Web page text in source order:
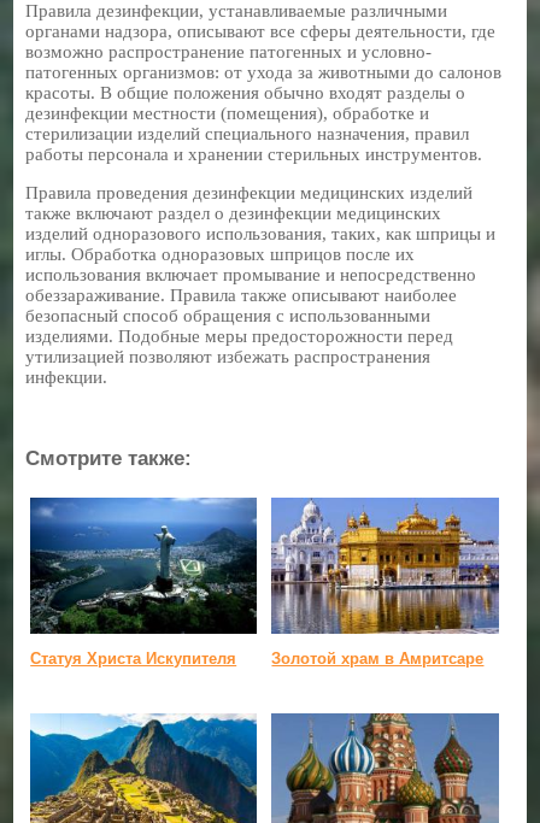
Правила дезинфекции, устанавливаемые различными
органами надзора, описывают все сферы деятельности, где
возможно распространение патогенных и условно-
патогенных организмов: от ухода за животными до салонов
красоты. В общие положения обычно входят разделы о
дезинфекции местности (помещения), обработке и
стерилизации изделий специального назначения, правил
работы персонала и хранении стерильных инструментов.
Правила проведения дезинфекции медицинских изделий
также включают раздел о дезинфекции медицинских
изделий одноразового использования, таких, как шприцы и
иглы. Обработка одноразовых шприцов после их
использования включает промывание и непосредственно
обеззараживание. Правила также описывают наиболее
безопасный способ обращения с использованными
изделиями. Подобные меры предосторожности перед
утилизацией позволяют избежать распространения
инфекции.
Смотрите также:
Статуя Христа Искупителя Золотой храм в Амритсаре